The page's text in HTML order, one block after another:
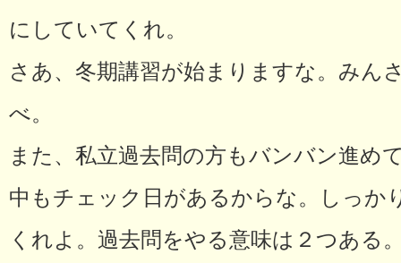
にしていてくれ。
さあ、冬期講習が始まりますな。みん
べ。
また、私立過去問の方もバンバン進め
中もチェック日があるからな。しっか
くれよ。過去問をやる意味は２つある